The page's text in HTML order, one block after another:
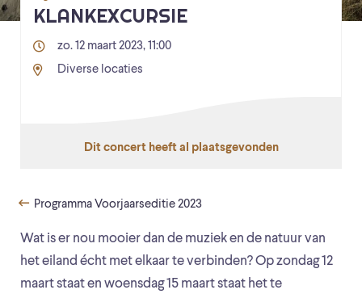
Wat is er nou mooier dan de muziek en de natuur van
het eiland écht met elkaar te verbinden? Op zondag 12
maart staat en woensdag 15 maart staat het te
KLANKEXCURSIE
zo. 12 maart 2023, 11:00
Diverse locaties
Dit concert heeft al plaatsgevonden
Programma Voorjaarseditie 2023